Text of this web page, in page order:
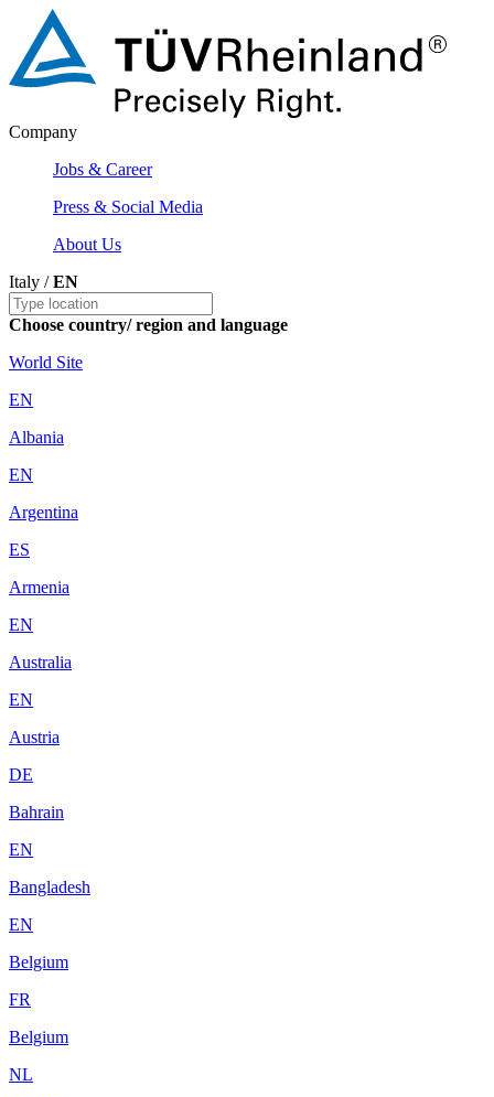
Company
Jobs & Career
Press & Social Media
About Us
Italy /EN
Choose country/ region and language
World Site
EN
Albania
EN
Argentina
ES
Armenia
EN
Australia
EN
Austria
DE
Bahrain
EN
Bangladesh
EN
Belgium
FR
Belgium
NL